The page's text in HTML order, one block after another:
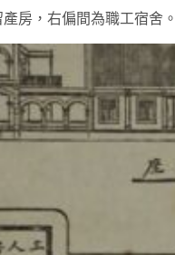
房，右偏間為職工宿舍